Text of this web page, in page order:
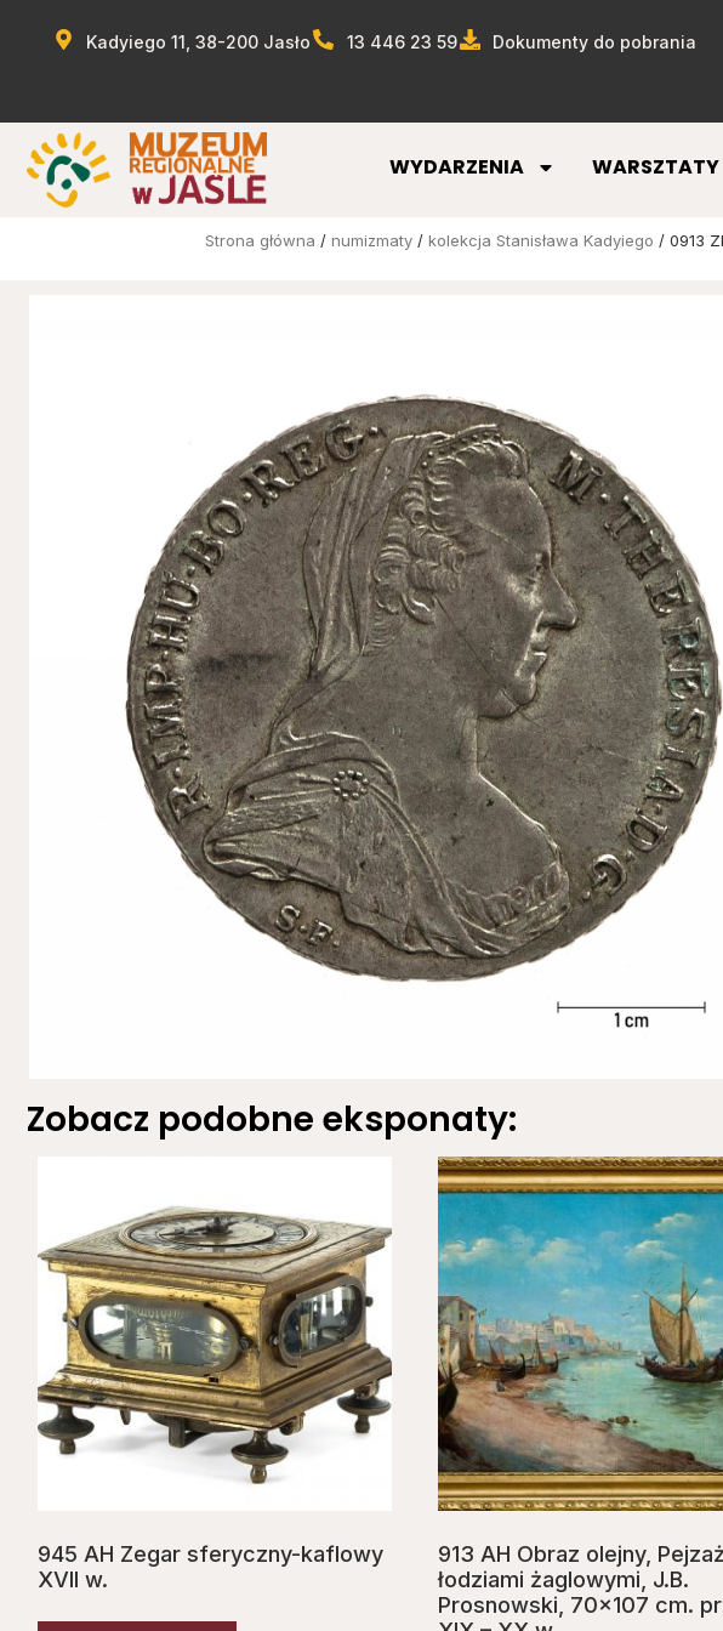
Kadyiego 11, 38-200 Jasło 13 446 23 59 Dokumenty do pobrania
WYDARZENIA WARSZTATY
Strona główna / numizmaty/ kolekcja Stanisława Kadyiego / 0913
Zobacz podobne eksponaty:
945 AH Zegar sferyczny-kaflowy
XVII w.
913 AH Obraz olejny,
łodziami żaglowymi, J.B.
Prosnowski, 70×107 cm.